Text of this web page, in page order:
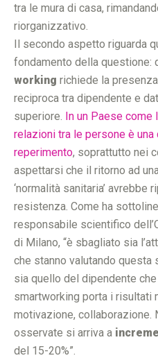
tra le mura di casa,
riorganizzativo.
Il secondo aspetto riguarda
fondamento della questione:
working richiede la
reciproca tra dipendente e
superiore. In un Paese come
relazioni tra le persone è
reperimento, soprattutto nei
aspettarsi che il ritorno ad
‘normalità sanitaria’ avrebbe
resistenza. Come ha
responsabile scientifico
di Milano, “è sbagliato sia
che stanno valutando
sia quello del dipendente
smartworking porta i risultati
motivazione, collaborazione.
osservate si arriva a
del 15-20%”.